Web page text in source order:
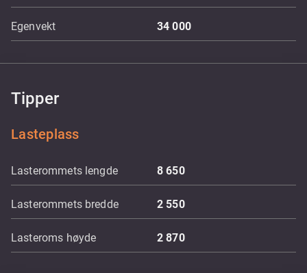
Egenvekt 34 000
Tipper
Lasteplass
Lasterommets lengde 8 650
Lasterommets bredde 2 550
Lasteroms høyde 2 870